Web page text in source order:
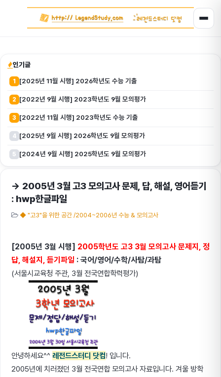
인기글
1 [2025년 11월 시행] 2026학년도 수능 기출
2 [2022년 9월 시행] 2023학년도 9월 모의평가
3 [2022년 11월 시행] 2023학년도 수능 기출
4 [2025년 9월 시행] 2026학년도 9월 모의평가
5 [2024년 9월 시행] 2025학년도 9월 모의평가
→ 2005년 3월 고3 모의고사 문제, 답, 해설, 영어듣기
: hwp한글파일
◆ "고3"을 위한 공간 /2004~2006년 수능 & 모의고사
[2005년 3월 시행] 2005학년도 고3 3월 모의고사 문제지, 정
답, 해설지, 듣기파일 : 국어/영어/수학/사탐/과탐
(서울시교육청 주관, 3월 전국연합학력평가)
안녕하세요^^ 레전드스터디 닷컴! 입니다.
2005년에 치러졌던 3월 전국연합 모의고사 자료입니다. 겨울 방학